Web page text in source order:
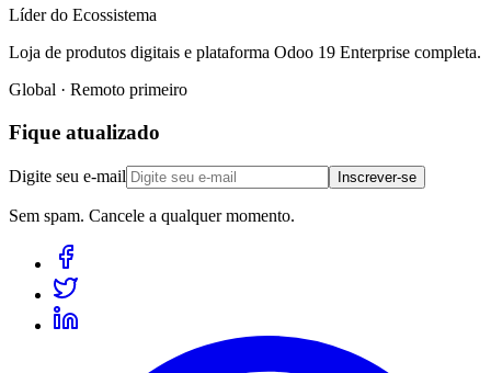
Líder do Ecossistema
Loja de produtos digitais e plataforma Odoo 19 Enterprise completa.
Global · Remoto primeiro
Fique atualizado
Digite seu e-mail Inscrever-se
Sem spam. Cancele a qualquer momento.